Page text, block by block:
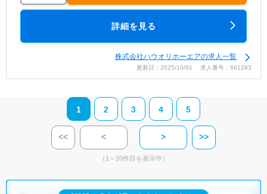
詳細を見る
株式会社ハウオリホーエアの求人一覧
更新日：2025/10/01 求人番号：661283
1 2 3 4 5
<< < > >>
（1～20件目を表示中）